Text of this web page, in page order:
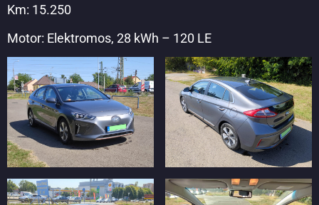
Km: 15.250
Motor: Elektromos, 28 kWh – 120 LE